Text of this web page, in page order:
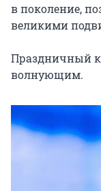
в поколение,
великими
Праздничный
волнующим.